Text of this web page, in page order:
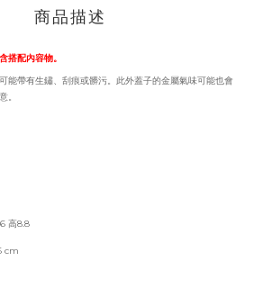
商品描述
搭配內容物。
能帶有生鏽、刮痕或髒污。此外蓋子的金屬氣味可能也會
。
高8.8
cm